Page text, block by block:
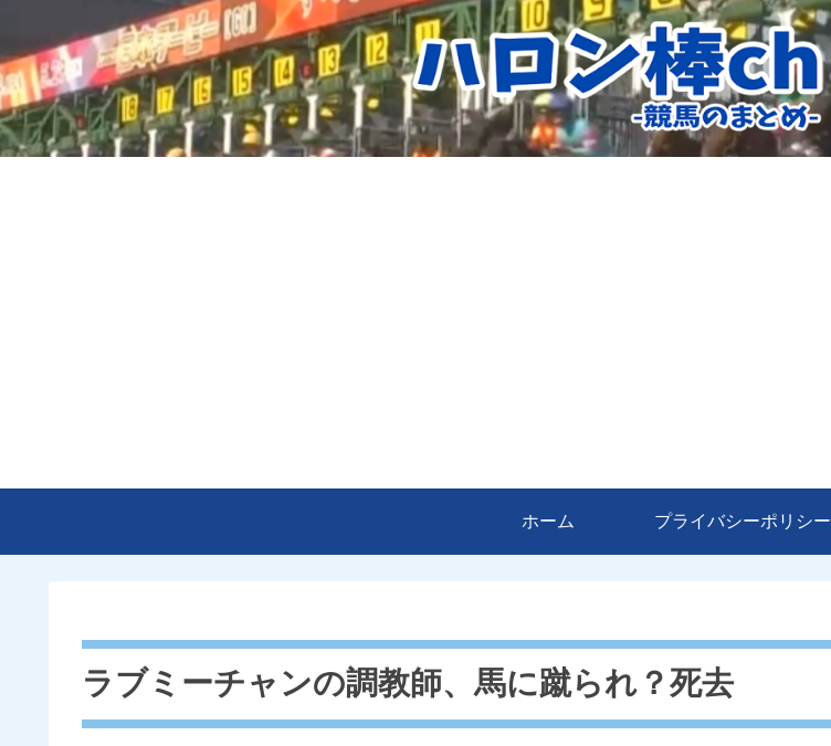
ホーム プライバシーポリシー
ラブミーチャンの調教師、馬に蹴られ？死去